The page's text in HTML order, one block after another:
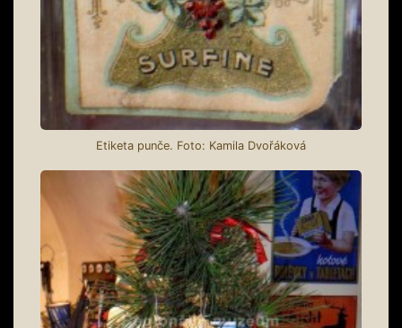
Etiketa punče. Foto: Kamila Dvořáková